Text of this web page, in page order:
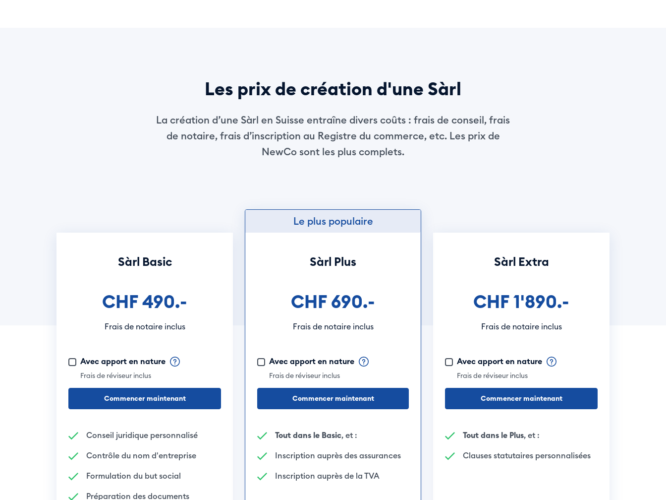
Les prix de création d'une Sàrl
La création d’une Sàrl en Suisse entraîne divers coûts : frais de conseil, frais
de notaire, frais d’inscription au Registre du commerce, etc. Les prix de
NewCo sont les plus complets.
Sàrl Basic
CHF 490.-
Frais de notaire inclus
Avec apport en nature
Frais de réviseur inclus
Commencer maintenant
Conseil juridique personnalisé
Contrôle du nom d'entreprise
Formulation du but social
Préparation des documents
Le plus populaire
Sàrl Plus
CHF 690.-
Frais de notaire inclus
Avec apport en nature
Frais de réviseur inclus
Commencer maintenant
Tout dans le Basic, et :
Inscription auprès des assurances
Inscription auprès de la TVA
Sàrl Extra
CHF 1'890.-
Frais de notaire inclus
Avec apport en nature
Frais de réviseur inclus
Commencer maintenant
Tout dans le Plus, et :
Clauses statutaires personnalisées